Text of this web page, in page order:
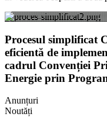
Procesul simplificat
eficientă de
cadrul Convenției
Energie prin
Anunțuri
Noutăți